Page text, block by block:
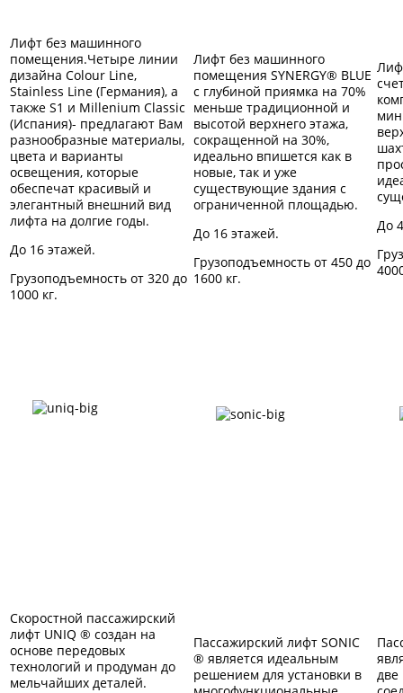
Лифт без машинного
помещения.Четыре линии
дизайна Colour Line,
Stainless Line (Германия), а
также S1 и Millenium Classic
(Испания)- предлагают Вам
разнообразные материалы,
цвета и варианты
освещения, которые
обеспечат красивый и
элегантный внешний вид
лифта на долгие годы.
До 16 этажей.
Грузоподъемность от 320 до
1000 кг.
Лифт без машинного
помещения SYNERGY® BLUE
с глубиной приямка на 70%
меньше традиционной и
высотой верхнего этажа,
сокращенной на 30%,
идеально впишется как в
новые, так и уже
существующие здания с
ограниченной площадью.
До 16 этажей.
Грузоподъемность от 450 до
1600 кг.
До
Скоростной пассажирский
лифт UNIQ ® создан на
основе передовых
технологий и продуман до
мельчайших деталей.
Пассажирский лифт SONIC
® является идеальным
решением для установки в